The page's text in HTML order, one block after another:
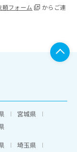
フォーム
からご連
宮城県
埼玉県